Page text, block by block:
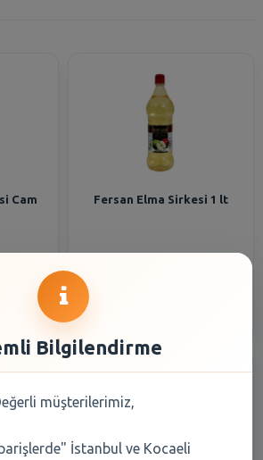
Cam
Fersan Elma Sirkesi 1 lt
Bilgilendirme
müşterilerimiz,
İstanbul ve Kocaeli